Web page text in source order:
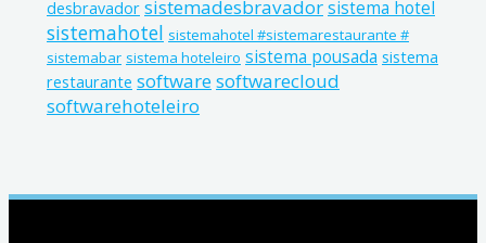
desbravador sistemadesbravadorsistema hotel
sistemahotel sistemahotel #sistemarestaurante #
sistemabar sistema hoteleiro sistema pousada sistema
restaurante softwaresoftwarecloud
softwarehoteleiro